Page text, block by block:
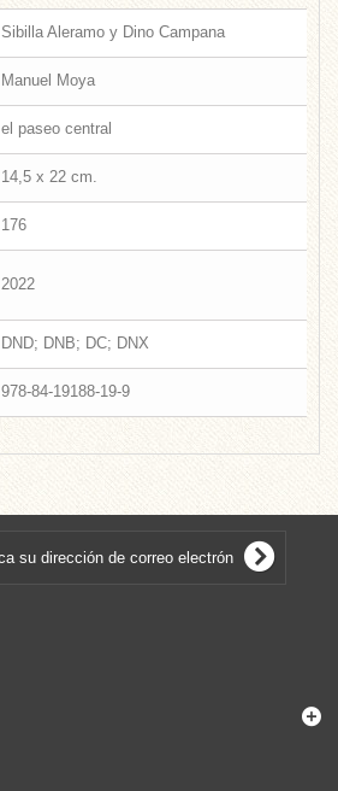
Sibilla Aleramo y Dino Campana
Manuel Moya
el paseo central
14,5 x 22 cm.
176
2022
DND; DNB; DC; DNX
978-84-19188-19-9